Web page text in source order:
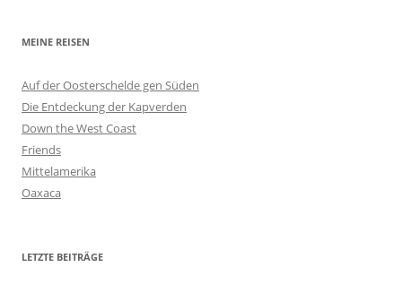
MEINE REISEN
Auf der Oosterschelde gen Süden
Die Entdeckung der Kapverden
Down the West Coast
Friends
Mittelamerika
Oaxaca
LETZTE BEITRÄGE